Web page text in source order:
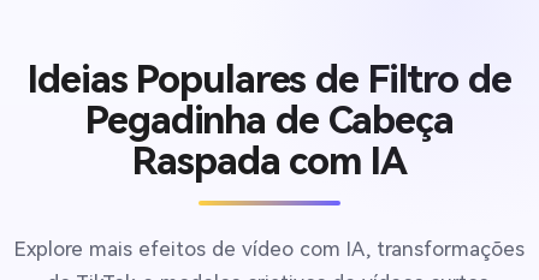
Ideias Populares de Filtro de
Pegadinha de Cabeça
Raspada com IA
Explore mais efeitos de vídeo com IA, transformações